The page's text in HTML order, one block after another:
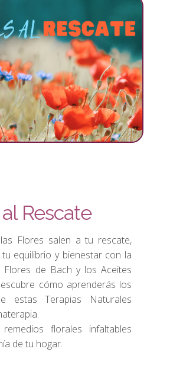
Rescate
Flores salen a tu rescate,
equilibrio y bienestar con la
Flores de Bach y los Aceites
cómo aprenderás los
estas Terapias Naturales
florales infaltables
de tu hogar.